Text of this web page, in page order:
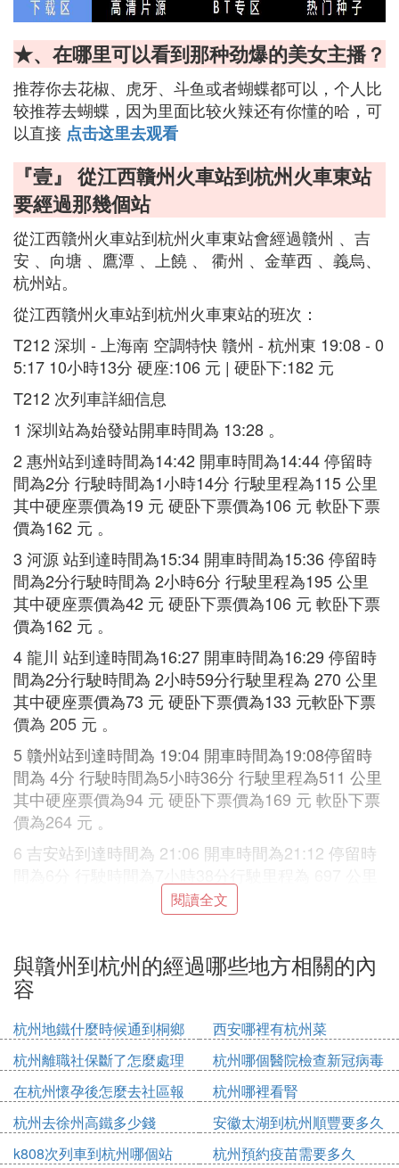
★、在哪里可以看到那种劲爆的美女主播？
推荐你去花椒、虎牙、斗鱼或者蝴蝶都可以，个人比
较推荐去蝴蝶，因为里面比较火辣还有你懂的哈，可
以直接 点击这里去观看
『壹』 從江西贛州火車站到杭州火車東站
要經過那幾個站
從江西贛州火車站到杭州火車東站會經過贛州 、吉
安 、向塘 、鷹潭 、上饒 、 衢州 、金華西 、義烏、
杭州站。
從江西贛州火車站到杭州火車東站的班次：
T212 深圳 - 上海南 空調特快 贛州 - 杭州東 19:08 - 0
5:17 10小時13分 硬座:106 元 | 硬卧下:182 元
T212 次列車詳細信息
1 深圳站為始發站開車時間為 13:28 。
2 惠州站到達時間為14:42 開車時間為14:44 停留時
間為2分 行駛時間為1小時14分 行駛里程為115 公里
其中硬座票價為19 元 硬卧下票價為106 元 軟卧下票
價為162 元 。
3 河源 站到達時間為15:34 開車時間為15:36 停留時
間為2分行駛時間為 2小時6分 行駛里程為195 公里
其中硬座票價為42 元 硬卧下票價為106 元 軟卧下票
價為162 元 。
4 龍川 站到達時間為16:27 開車時間為16:29 停留時
間為2分行駛時間為 2小時59分行駛里程為 270 公里
其中硬座票價為73 元 硬卧下票價為133 元軟卧下票
價為 205 元 。
5 贛州站到達時間為 19:04 開車時間為19:08停留時
間為 4分 行駛時間為5小時36分 行駛里程為511 公里
其中硬座票價為94 元 硬卧下票價為169 元 軟卧下票
價為264 元 。
6 吉安站到達時間為 21:06 開車時間為21:12 停留時
其中硬座票價為116 元硬卧下票價為 207 元軟卧下票
7 向塘 站到達時間為23:12 開車時間為23:20 停留時
間為8分 行駛時間為9小時44分 行駛里程為895 公里
其中硬座票價為130 元 硬卧下票價為232 元 軟卧下
票價為365 元 。
8 鷹潭 站到達時間為00:26 開車時間為00:34 停留時
間為8分 行駛時間為10小時58分 行駛里程為1011 公
里 其中硬座票價為143 元硬卧下票價為 254 元 軟卧
下票價為400 元 。
9 上饒 站到達時間為01:35 開車時間為01:39 停留時
閱讀全文
與贛州到杭州的經過哪些地方相關的內
容
杭州地鐵什麼時候通到桐鄉
西安哪裡有杭州菜
杭州離職社保斷了怎麼處理
杭州哪個醫院檢查新冠病毒
在杭州懷孕後怎麼去社區報
備
杭州哪裡看腎
杭州去徐州高鐵多少錢
安徽太湖到杭州順豐要多久
k808次列車到杭州哪個站
杭州預約疫苗需要多久